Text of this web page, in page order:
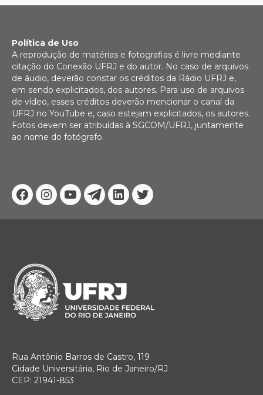
FacebookInstagram
YoutubeTelegram
LinkedinTwitter
Política de Uso
A reprodução de matérias e fotografias é livre mediante
citação do Conexão UFRJ e do autor. No caso de arquivos
de áudio, deverão constar os créditos da Rádio UFRJ e,
em sendo explicitados, dos autores. Para uso de arquivos
de vídeo, esses créditos deverão mencionar o canal da
UFRJ no YouTube e, caso estejam explicitados, os autores.
Fotos devem ser atribuídas à SGCOM/UFRJ, juntamente
ao nome do fotógrafo.
Rua Antônio Barros de Castro, 119
Cidade Universitária, Rio de Janeiro/RJ
CEP: 21941-853